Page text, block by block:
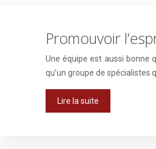
Promouvoir
Une équipe est aussi bonne
qu’un groupe de spécialistes
Lire la suite